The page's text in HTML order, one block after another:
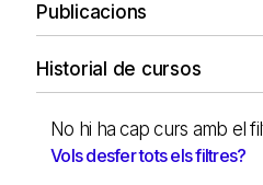
Publicacions
Historial de cursos
No hi ha cap curs amb el
Vols desfer tots els filtres?